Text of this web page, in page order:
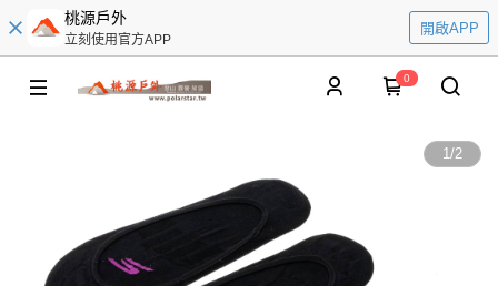
桃源戶外
立刻使用官方APP
開啟APP
0
1/2